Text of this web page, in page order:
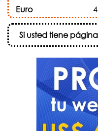
Euro
Si usted tiene